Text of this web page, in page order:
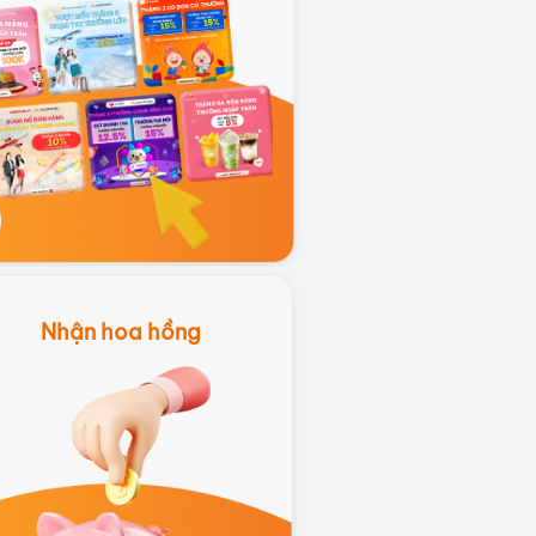
Nhận hoa hồng
có khách hàng thực hiện hành
qua link affiliate của bạn, bạn
được hoa hồng tương ứng
các sản phẩm/dịch vụ liên
đến lĩnh vực của bạn và có
hoa hồng hấp dẫn
Nhận hoa hồng